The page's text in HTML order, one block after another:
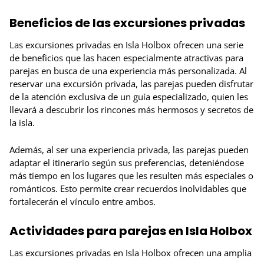
Beneficios de las excursiones privadas
Las excursiones privadas en Isla Holbox ofrecen una serie
de beneficios que las hacen especialmente atractivas para
parejas en busca de una experiencia más personalizada. Al
reservar una excursión privada, las parejas pueden disfrutar
de la atención exclusiva de un guía especializado, quien les
llevará a descubrir los rincones más hermosos y secretos de
la isla.
Además, al ser una experiencia privada, las parejas pueden
adaptar el itinerario según sus preferencias, deteniéndose
más tiempo en los lugares que les resulten más especiales o
románticos. Esto permite crear recuerdos inolvidables que
fortalecerán el vínculo entre ambos.
Actividades para parejas en Isla Holbox
Las excursiones privadas en Isla Holbox ofrecen una amplia